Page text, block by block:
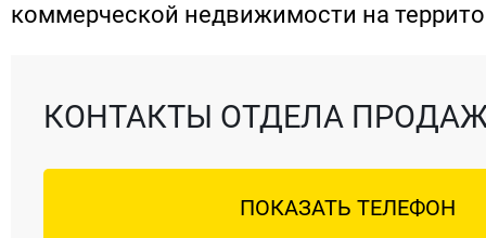
коммерческой недвижимости на
КОНТАКТЫ ОТДЕЛА
ПОКАЗАТЬ ТЕЛЕФОН